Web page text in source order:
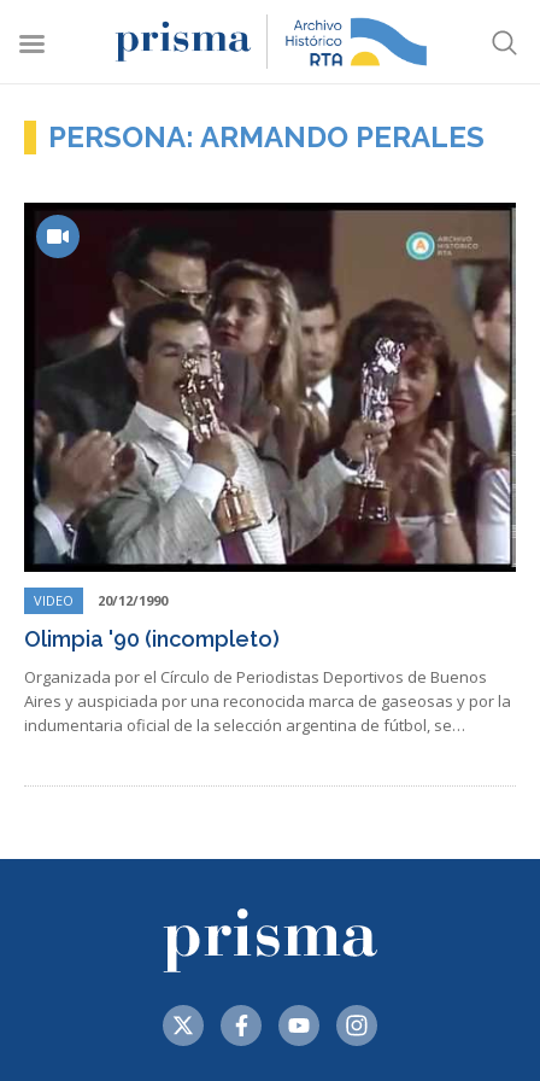
PERSONA: ARMANDO PERALES
VIDEO 20/12/1990
Olimpia '90 (incompleto)
Organizada por el Círculo de Periodistas Deportivos de Buenos
Aires y auspiciada por una reconocida marca de gaseosas y por la
indumentaria oficial de la selección argentina de fútbol, se…